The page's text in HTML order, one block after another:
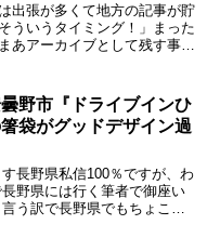
出張が多くて地方の記事が貯
ういうタイミング！」まった
あアーカイブとして残す事に
野市『ドライブインひ
袋がグッドデザイン過
長野県私信100％ですが、わ
野県には行く筆者で御座い
う訳で長野県でもちょこち